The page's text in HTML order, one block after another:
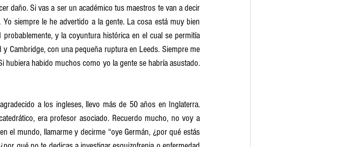
daño. Si vas a ser un académico tus maestros te van a decir
siempre le he advertido a la gente. La cosa está muy bien
y la coyuntura histórica en el cual se permitía
Cambridge, con una pequeña ruptura en Leeds. Siempre me
hubiera habido muchos como yo la gente se habría asustado.
a los ingleses, llevo más de 50 años en Inglaterra.
era profesor asociado. Recuerdo mucho, no voy a
el mundo, llamarme y decirme “oye Germán, ¿por qué estás